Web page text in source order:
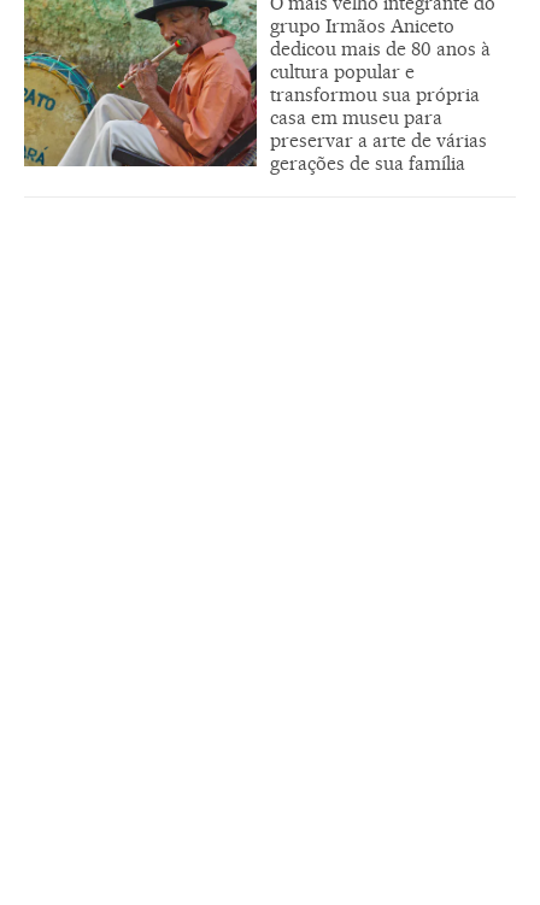
grupo Irmãos Aniceto
dedicou mais de 80 anos à
cultura popular e
transformou sua própria
casa em museu para
preservar a arte de várias
gerações de sua família